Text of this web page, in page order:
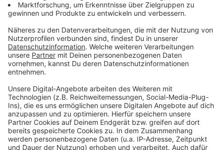
Anwohner aus dem Schlaf
Leverkusener Klinikum: Verbesserte Notfallversorgung
Leverkusener Schwimmbäder: CaLevornia macht drei
Wochen zu